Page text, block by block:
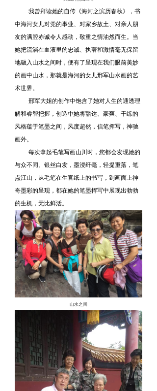
我曾拜读她的自传《海河之滨历春秋》，书
中海河女儿对党的事业、对家乡故土、对亲人朋
友的满腔赤诚令人感动，敬重之情油然而生。当
她把流淌在血液里的忠诚、执著和激情毫无保留
地融入山水之间时，便有了呈现在我们眼前美妙
的画中山水，那就是海河的女儿邢军山水画的艺
术世界。
邢军大姐的创作中饱含了她对人生的通透理
解和睿智把握，创造中她将豁达、豪爽、干练的
风格蕴于笔墨之间，风度超然，信笔挥写，神驰
画外。
每次拿起毛笔写画山川时，您都会发现她的
与众不同。银丝白发，墨浸纤毫，轻提重落，笔
点江山，从毛笔在生官纸上的书写，到画面上神
奇墨彩的呈现，都在她的笔墨挥写中展现出勃勃
的生机，无比鲜活。
山水之间